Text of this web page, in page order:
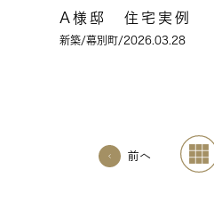
A様邸 住宅実例
新築/幕別町/2026.03.28
前へ